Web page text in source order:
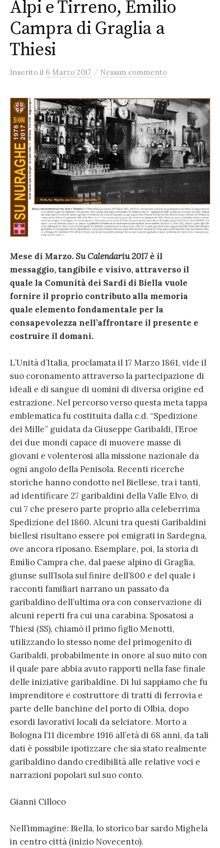
Alpi e Tirreno, Emilio
Campra di Graglia a
Thiesi
Inserito il 6 Marzo 2017 / Nessun commento
Mese di Marzo.Su Calendariu 2017è il
messaggio, tangibile e visivo, attraverso il
quale la Comunità dei Sardi di Biella vuole
fornire il proprio contributo alla memoria
quale elemento fondamentale per la
consapevolezza nell’affrontare il presente e
costruire il domani.
L’Unità d’Italia, proclamata il 17 Marzo 1861, vide il
suo coronamento attraverso la partecipazione di
ideali e di sangue di uomini di diversa origine ed
estrazione. Nel percorso verso questa meta tappa
emblematica fu costituita dalla c.d. “Spedizione
dei Mille” guidata da Giuseppe Garibaldi, l’Eroe
dei due mondi capace di muovere masse di
giovani e volenterosi alla missione nazionale da
ogni angolo della Penisola. Recenti ricerche
storiche hanno condotto nel Biellese, tra i tanti,
ad identificare 27 garibaldini della Valle Elvo, di
cui 7 che presero parte proprio alla celeberrima
Spedizione del 1860. Alcuni tra questi Garibaldini
biellesi risultano essere poi emigrati in Sardegna,
ove ancora riposano. Esemplare, poi, la storia di
Emilio Campra che, dal paese alpino di Graglia,
giunse sull’Isola sul finire dell’800 e del quale i
racconti familiari narrano un passato da
garibaldino dell’ultima ora con conservazione di
alcuni reperti fra cui una carabina. Sposatosi a
Thiesi (SS), chiamò il primo figlio Menotti,
utilizzando lo stesso nome del primogenito di
Garibaldi, probabilmente in onore al suo mito con
il quale pare abbia avuto rapporti nella fase finale
delle iniziative garibaldine. Di lui sappiamo che fu
imprenditore e costruttore di tratti di ferrovia e
parte delle banchine del porto di Olbia, dopo
esordi lavorativi locali da selciatore. Morto a
Bologna l’11 dicembre 1916 all’età di 68 anni, da tali
dati è possibile ipotizzare che sia stato realmente
garibaldino dando credibilità alle relative voci e
narrazioni popolari sul suo conto.
Gianni Cilloco
Nell’immagine: Biella, lo storico bar sardo Mighela
in centro città (inizio Novecento).